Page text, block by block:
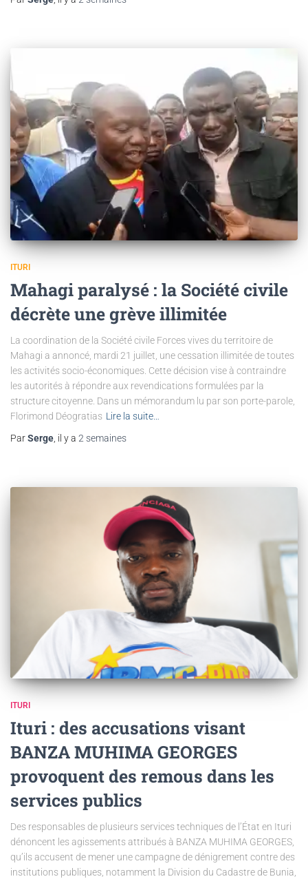
ITURI
Mahagi paralysé : la Société civile
décrète une grève illimitée
La coordination de la Société civile Forces vives du territoire de
Mahagi a annoncé, mardi 21 juillet, une cessation illimitée de toutes
les activités socio-économiques. Cette décision vise à contraindre
les autorités à répondre aux revendications formulées par la
structure citoyenne. Dans un mémorandum lu par son porte-parole,
Florimond Déogratias Lire la suite…
ParSerge , il y a 2 semaines
ITURI
Ituri : des accusations visant
BANZA MUHIMA GEORGES
provoquent des remous dans les
services publics
Des responsables de plusieurs services techniques de l’État en Ituri
dénoncent les agissements attribués à BANZA MUHIMA GEORGES,
qu’ils accusent de mener une campagne de dénigrement contre des
institutions publiques, notamment la Division du Cadastre de Bunia,